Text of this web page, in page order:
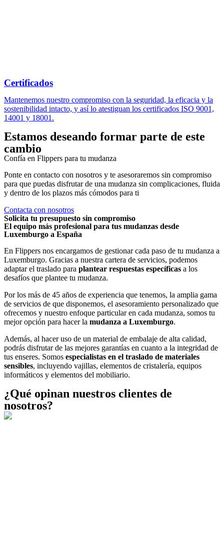
Certificados
Mantenemos nuestro compromiso con la seguridad, la eficacia y la
sostenibilidad intacto, y así lo atestiguan los certificados ISO 9001,
14001 y 18001.
Estamos deseando formar parte de este
cambio
Confía en Flippers para tu mudanza
Ponte en contacto con nosotros y te asesoraremos sin compromiso
para que puedas disfrutar de una mudanza sin complicaciones, fluida
y dentro de los plazos más cómodos para ti
Contacta con nosotros
Solicita tu presupuesto sin compromiso
El equipo más profesional para tus mudanzas desde
Luxemburgo a España
En Flippers nos encargamos de gestionar cada paso de tu mudanza a
Luxemburgo. Gracias a nuestra cartera de servicios, podemos
adaptar el traslado para plantear respuestas específicas a los
desafíos que plantee tu mudanza.
Por los más de 45 años de experiencia que tenemos, la amplia gama
de servicios de que disponemos, el asesoramiento personalizado que
ofrecemos y nuestro enfoque particular en cada mudanza, somos tu
mejor opción para hacer la mudanza a Luxemburgo.
Además, al hacer uso de un material de embalaje de alta calidad,
podrás disfrutar de las mejores garantías en cuanto a la integridad de
tus enseres. Somos especialistas en el traslado de materiales
sensibles, incluyendo vajillas, elementos de cristalería, equipos
informáticos y elementos del mobiliario.
¿Qué opinan nuestros clientes de
nosotros?